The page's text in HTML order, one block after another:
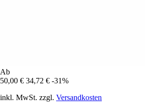
Ab
50,00 € 34,72 € -31%
inkl. MwSt. zzgl. Versandkosten